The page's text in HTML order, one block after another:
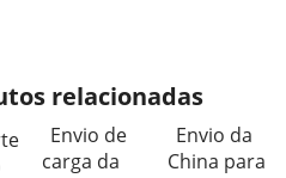
relacionadas
Envio de
carga da
Envio da
China para